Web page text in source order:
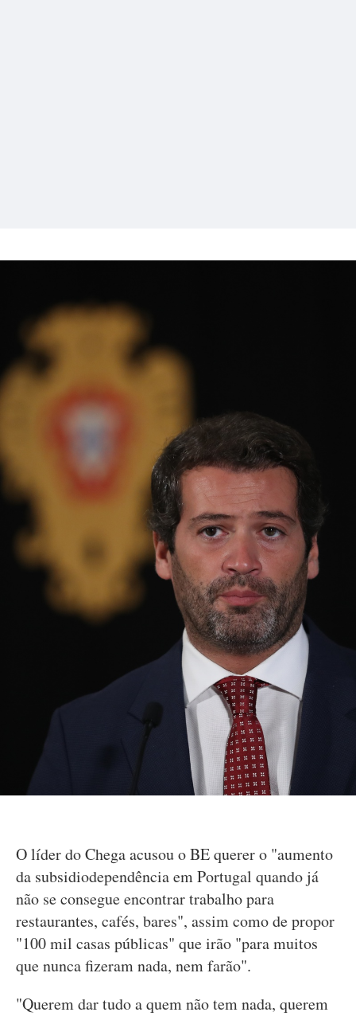
O líder do Chega acusou o BE querer o "aumento
da subsidiodependência em Portugal quando já
não se consegue encontrar trabalho para
restaurantes, cafés, bares", assim como de propor
"100 mil casas públicas" que irão "para muitos
que nunca fizeram nada, nem farão".
"Querem dar tudo a quem não tem nada, querem